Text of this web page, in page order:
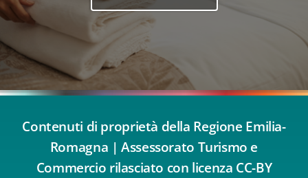
Contenuti di proprietà della Regione Emilia-
Romagna | Assessorato Turismo e
Commercio rilasciato con licenza CC-BY